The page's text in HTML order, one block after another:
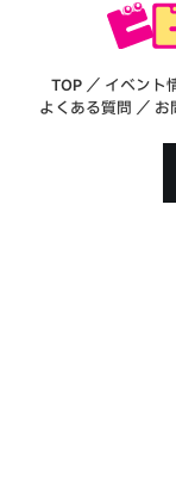
TOP ／ イベント
よくある質問 ／ お